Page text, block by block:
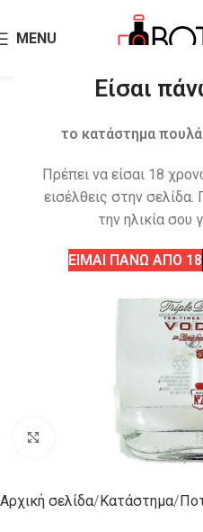
Είσαι
το κατάστημα
Πρέπει να είσαι 18
εισέλθεις στην
την ηλικία σου
ΕΙΜΑΙ ΠΑΝΩ ΑΠΟ 18
MENU
Click to enlarge
Αρχική σελίδα Κατάστημα